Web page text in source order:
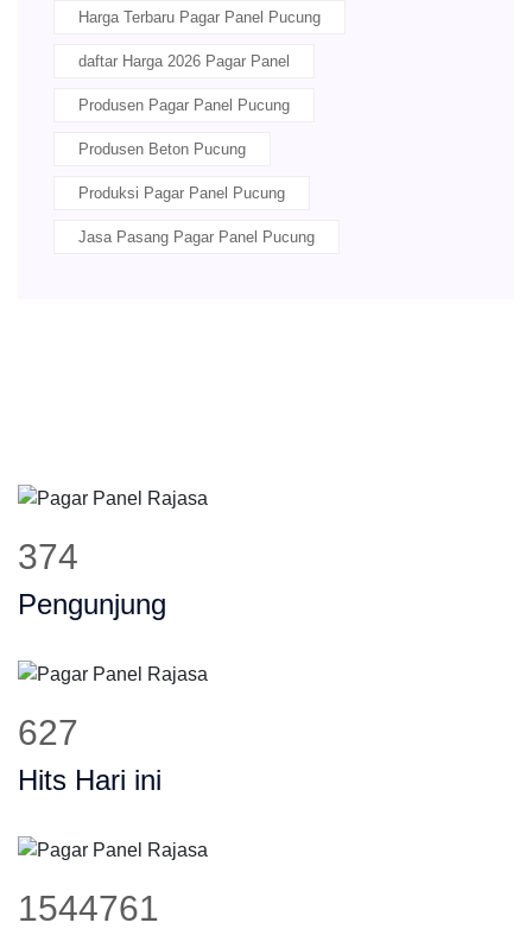
Harga Terbaru Pagar Panel Pucung
daftar Harga 2026 Pagar Panel
Produsen Pagar Panel Pucung
Produsen Beton Pucung
Produksi Pagar Panel Pucung
Jasa Pasang Pagar Panel Pucung
475
Pengunjung
806
Hits Hari ini
1983613